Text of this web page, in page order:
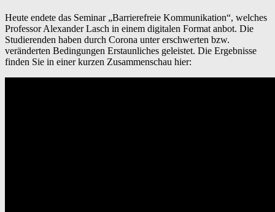
Heute endete das Seminar „Barrierefreie Kommunikation“, welches
Professor Alexander Lasch in einem digitalen Format anbot. Die
Studierenden haben durch Corona unter erschwerten bzw.
veränderten Bedingungen Erstaunliches geleistet. Die Ergebnisse
finden Sie in einer kurzen Zusammenschau hier: